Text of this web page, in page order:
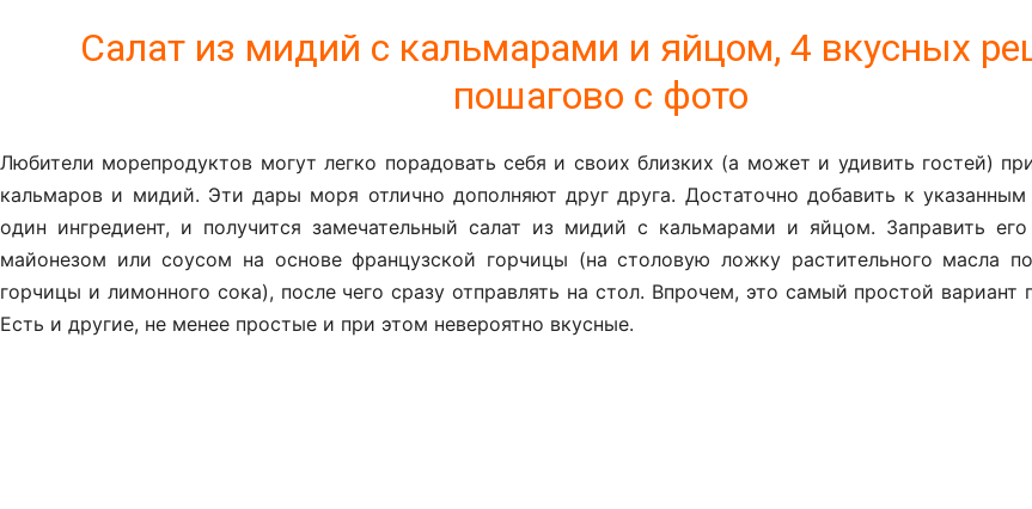
Салат из мидий с кальмарами и яйцом, 4 вкусных
пошагово с фото
Любители морепродуктов могут легко порадовать себя и своих близких (а может и удивить гостей)
кальмаров и мидий. Эти дары моря отлично дополняют друг друга. Достаточно добавить к указанным
один ингредиент, и получится замечательный салат из мидий с кальмарами и яйцом. Заправить
майонезом или соусом на основе французской горчицы (на столовую ложку растительного масла
горчицы и лимонного сока), после чего сразу отправлять на стол. Впрочем, это самый простой вариант
Есть и другие, не менее простые и при этом невероятно вкусные.